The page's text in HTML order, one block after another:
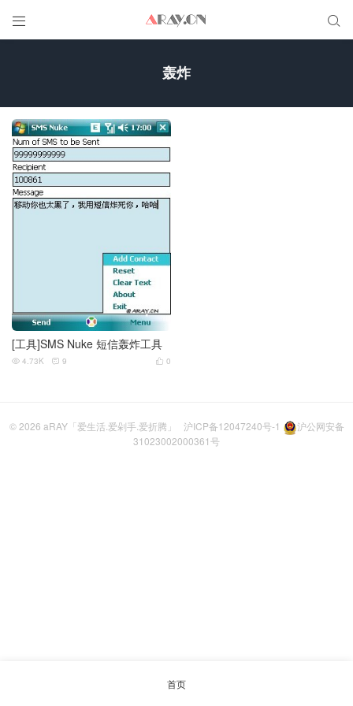
 
轰炸
[工具]SMS Nuke 短信轰炸工具
 0
 4.73K  9
© 2026 aRAY「爱生活.爱剁手.爱折腾」 沪ICP备12047240号-1
沪公网安备
31023002000361号
首页